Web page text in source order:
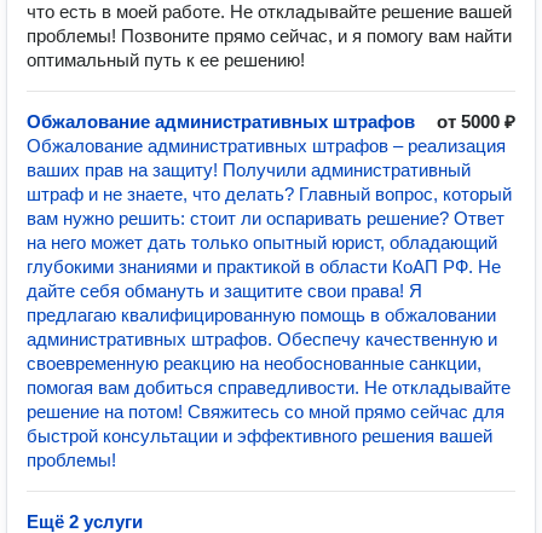
что есть в моей работе. Не откладывайте решение вашей
проблемы! Позвоните прямо сейчас, и я помогу вам найти
оптимальный путь к ее решению!
Обжалование административных штрафов
от 5000 ₽
Обжалование административных штрафов – реализация
ваших прав на защиту! Получили административный
штраф и не знаете, что делать? Главный вопрос, который
вам нужно решить: стоит ли оспаривать решение? Ответ
на него может дать только опытный юрист, обладающий
глубокими знаниями и практикой в области КоАП РФ. Не
дайте себя обмануть и защитите свои права! Я
предлагаю квалифицированную помощь в обжаловании
административных штрафов. Обеспечу качественную и
своевременную реакцию на необоснованные санкции,
помогая вам добиться справедливости. Не откладывайте
решение на потом! Свяжитесь со мной прямо сейчас для
быстрой консультации и эффективного решения вашей
проблемы!
Ещё 2 услуги